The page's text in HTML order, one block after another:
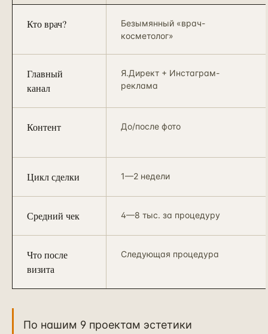
Кто врач?
Безымянный «врач-
косметолог»
Главный
канал
Я.Директ + Инстаграм-
реклама
Контент До/после фото
Цикл сделки 1—2 недели
Средний чек 4—8 тыс. за процедуру
Что после
визита
Следующая процедура
По нашим 9 проектам эстетики